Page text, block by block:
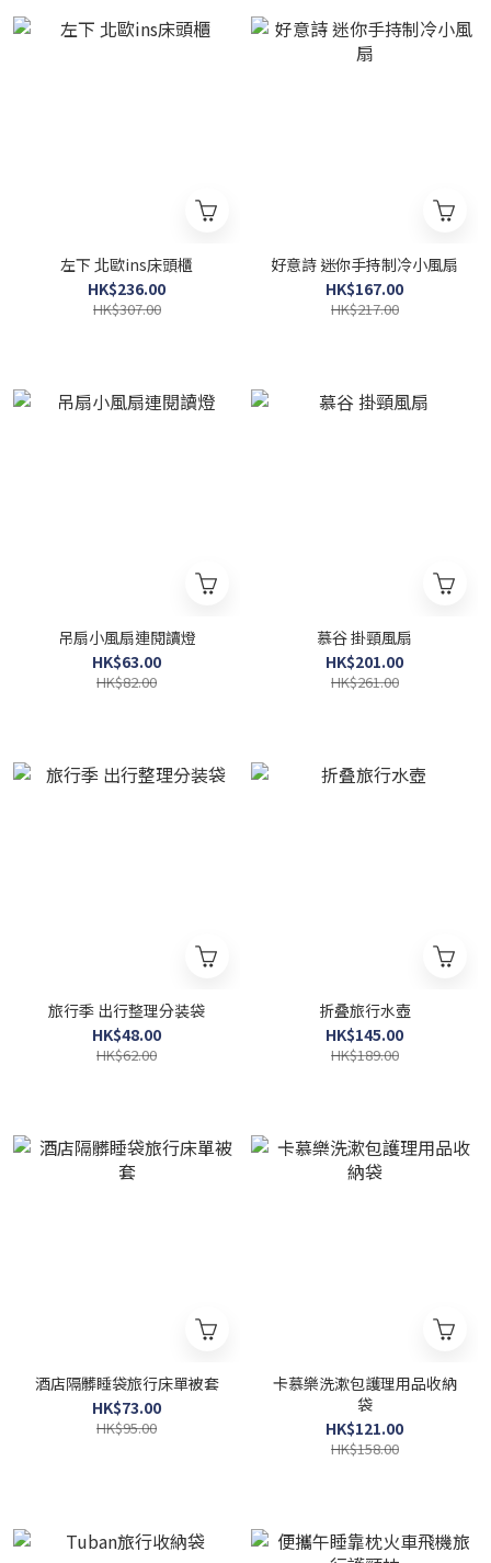
左下 北歐ins床頭櫃
HK$236.00
HK$307.00
好意詩 迷你手持制冷小風扇
HK$167.00
HK$217.00
吊扇小風扇連閱讀燈
HK$63.00
HK$82.00
慕谷 掛頸風扇
HK$201.00
HK$261.00
旅行季 出行整理分装袋
HK$48.00
HK$62.00
折叠旅行水壺
HK$145.00
HK$189.00
酒店隔髒睡袋旅行床單被套
HK$73.00
HK$95.00
卡慕樂洗漱包護理用品收納
袋
HK$121.00
HK$158.00